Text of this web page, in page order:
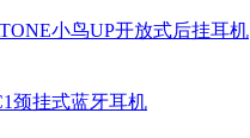
小鸟UP开放式后挂耳机
颈挂式蓝牙耳机